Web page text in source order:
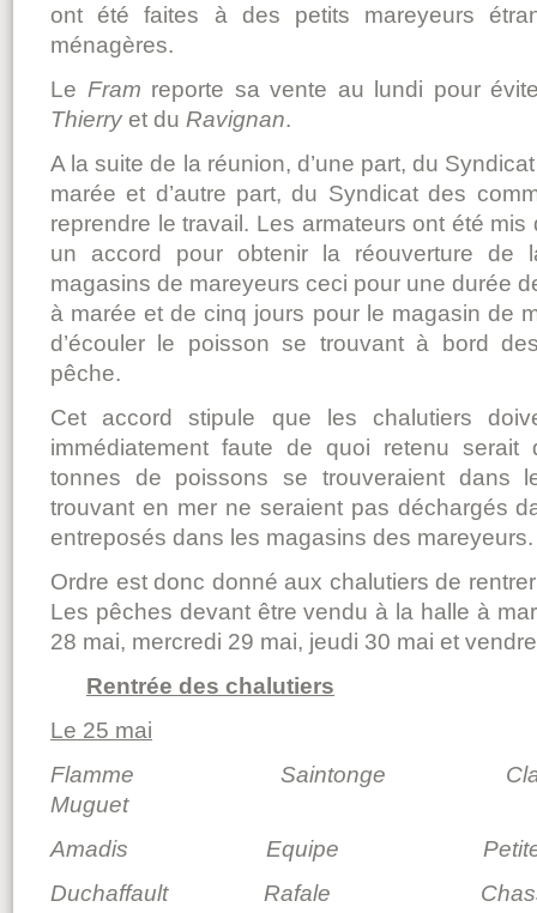
ont été faites à des petits mareyeurs
ménagères.
Le Fram reporte sa vente au lundi pour
Thierryet du Ravignan.
A la suite de la réunion, d’une part, du
marée et d’autre part, du Syndicat des
reprendre le travail. Les armateurs ont été mis
un accord pour obtenir la réouverture
magasins de mareyeurs ceci pour une durée
à marée et de cinq jours pour le magasin de
d’écouler le poisson se trouvant à bord
pêche.
Cet accord stipule que les chalutiers
immédiatement faute de quoi retenu
tonnes de poissons se trouveraient dans
trouvant en mer ne seraient pas déchargés
entreposés dans les magasins des mareyeurs.
Ordre est donc donné aux chalutiers de
Les pêches devant être vendu à la halle à
28 mai, mercredi 29 mai, jeudi 30 mai et
Rentrée des chalutiers
Le 25 mai
Flamme Saintonge
Muguet
Amadis Equipe Petite
Duchaffault Rafale